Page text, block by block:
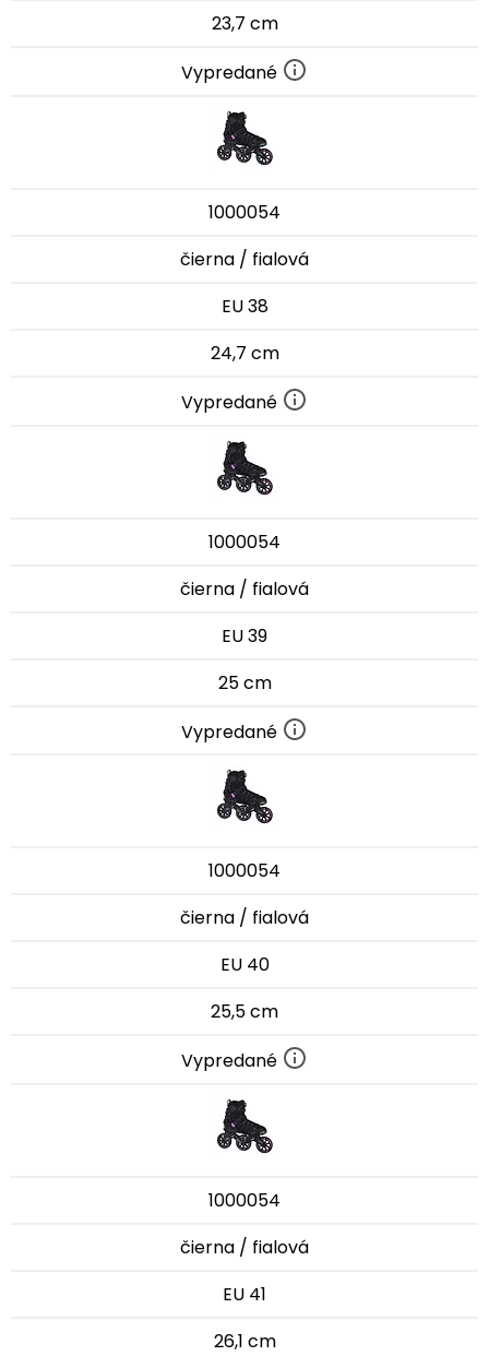
23,7 cm
Vypredané
1000054
čierna / fialová
EU 38
24,7 cm
Vypredané
1000054
čierna / fialová
EU 39
25 cm
Vypredané
1000054
čierna / fialová
EU 40
25,5 cm
Vypredané
1000054
čierna / fialová
EU 41
26,1 cm